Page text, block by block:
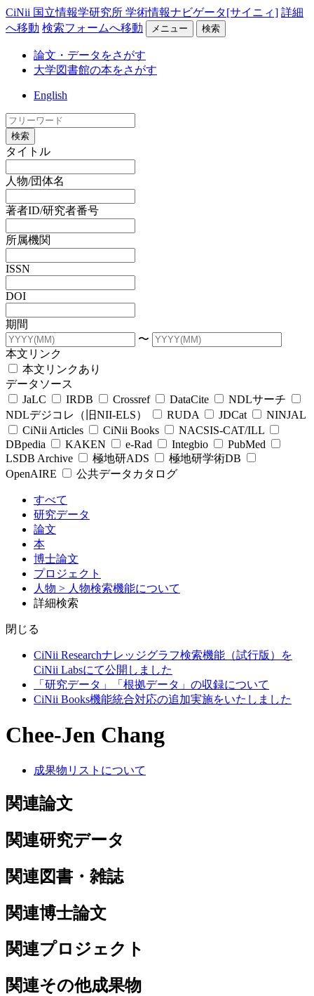
CiNii 国立情報学研究所 学術情報ナビゲータ[サイニィ] 詳細
へ移動 検索フォームへ移動 メニュー 検索
論文・データをさがす
大学図書館の本をさがす
English
検索
タイトル
人物/団体名
著者ID/研究者番号
所属機関
ISSN
DOI
期間
〜
本文リンク
本文リンクあり
データソース
JaLC
IRDB Crossref DataCite
NDLサーチ
NDLデジコレ（旧NII-ELS）
RUDA JDCat
NINJAL
CiNii Articles
CiNii Books
NACSIS-CAT/ILL
DBpedia
KAKEN e-Rad Integbio
PubMed
LSDB Archive
極地研ADS
極地研学術DB
OpenAIRE
公共データカタログ
すべて
研究データ
論文
本
博士論文
プロジェクト
人物 > 人物検索機能について
詳細検索
閉じる
CiNii Researchナレッジグラフ検索機能（試行版）を
CiNii Labsにて公開しました
「研究データ」「根拠データ」の収録について
CiNii Books機能統合対応の追加実施をいたしました
Chee-Jen Chang
成果物リストについて
関連論文
関連研究データ
関連図書・雑誌
関連博士論文
関連プロジェクト
関連その他成果物